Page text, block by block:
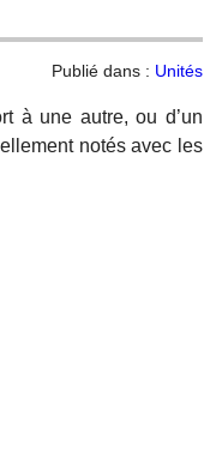
Publié dans : Unités
à une autre, ou d’un
notés avec les